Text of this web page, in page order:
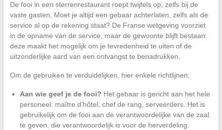
De fooi in een sterrenrestaurant roept twijfels op, zelfs bij de
vaste gasten. Moet je altijd een gebaar achterlaten, zelfs als de
service al op de rekening staat? De Franse wetgeving voorziet
in de opname van de service, maar de gewoonte blijft bestaan:
deze maakt het mogelijk om je tevredenheid te uiten of de
uitzonderlijke aard van een ontvangst te benadrukken.
Om de gebruiken te verduidelijken, hier enkele richtlijnen:
Aan wie geef je de fooi? Het gebaar is gericht aan het hele
personeel: maître d’hôtel, chef de rang, serveerders. Het is
gebruikelijk om de fooi aan de verantwoordelijke van de zaal
te geven, die verantwoordelijk is voor de herverdeling.